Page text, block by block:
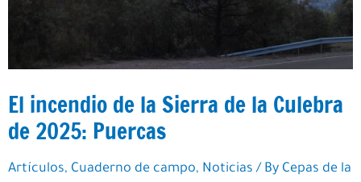
El incendio de la Sierra de la Culebra
de 2025: Puercas
Artículos, Cuaderno de campo, Noticias / By Cepas de la